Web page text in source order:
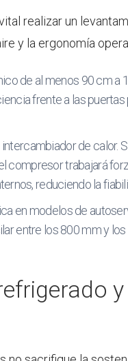
realizar un
y la ergonomía
de al menos 90 cm a
frente a las puertas
de calor.
compresor trabajará
reduciendo la
en modelos de
entre los 800 mm y